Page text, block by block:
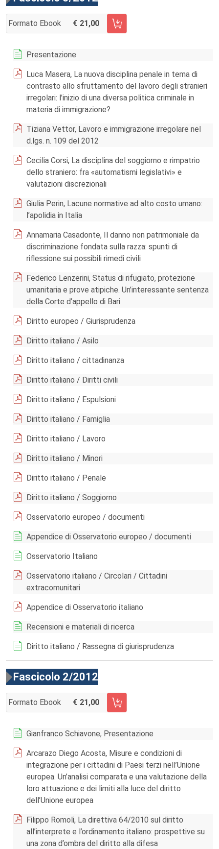
Formato Ebook 21,00
AGGIUNGI AL CARRELLO FASCICOLO 3/2012
Presentazione
Luca Masera, La nuova disciplina penale in tema di
contrasto allo sfruttamento del lavoro degli stranieri
irregolari: l’inizio di una diversa politica criminale in
materia di immigrazione?
Tiziana Vettor, Lavoro e immigrazione irregolare nel
d.lgs. n. 109 del 2012
Cecilia Corsi, La disciplina del soggiorno e rimpatrio
dello straniero: fra «automatismi legislativi» e
valutazioni discrezionali
Giulia Perin, Lacune normative ad alto costo umano:
l’apolidia in Italia
Annamaria Casadonte, Il danno non patrimoniale da
discriminazione fondata sulla razza: spunti di
riflessione sui possibili rimedi civili
Federico Lenzerini, Status di rifugiato, protezione
umanitaria e prove atipiche. Un’interessante sentenza
della Corte d’appello di Bari
Diritto europeo / Giurisprudenza
Diritto italiano / Asilo
Diritto italiano / cittadinanza
Diritto italiano / Diritti civili
Diritto italiano / Espulsioni
Diritto italiano / Famiglia
Diritto italiano / Lavoro
Diritto italiano / Minori
Diritto italiano / Penale
Diritto italiano / Soggiorno
Osservatorio europeo / documenti
Appendice di Osservatorio europeo / documenti
Osservatorio Italiano
Osservatorio italiano / Circolari / Cittadini
extracomunitari
Appendice di Osservatorio italiano
Recensioni e materiali di ricerca
Diritto italiano / Rassegna di giurisprudenza
Fascicolo 2/2012
Formato Ebook 21,00
AGGIUNGI AL CARRELLO FASCICOLO 2/2012
Gianfranco Schiavone, Presentazione
Arcarazo Diego Acosta, Misure e condizioni di
integrazione per i cittadini di Paesi terzi nell’Unione
europea. Un’analisi comparata e una valutazione della
loro attuazione e dei limiti alla luce del diritto
dell’Unione europea
Filippo Romoli, La direttiva 64/2010 sul diritto
all’interprete e l’ordinamento italiano: prospettive su
una zona d’ombra del diritto alla difesa